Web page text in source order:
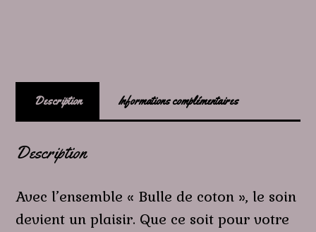
Description Informations complémentaires
Description
Avec l’ensemble « Bulle de coton », le soin
devient un plaisir. Que ce soit pour votre